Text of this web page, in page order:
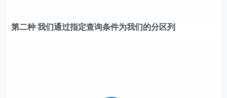
第二种 我们通过指定查询条件为我们的分区列